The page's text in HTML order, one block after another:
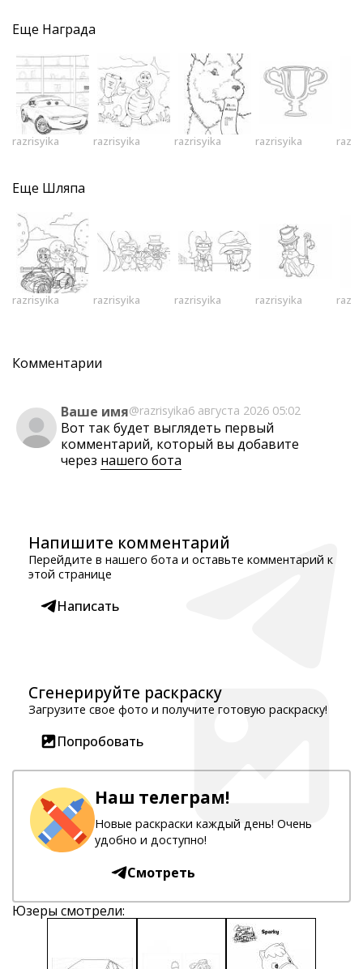
Еще Награда
razrisyika razrisyika razrisyika razrisyika
Еще Шляпа
razrisyika razrisyika razrisyika razrisyika
Комментарии
Ваше имя@razrisyika6 августа 2026 05:02
Вот так будет выглядеть первый
комментарий, который вы добавите
через нашего бота
Напишите комментарий
Перейдите в нашего бота и оставьте комментарий к
этой странице
Написать
Сгенерируйте раскраску
Загрузите свое фото и получите готовую раскраску!
Попробовать
Наш телеграм!
Новые раскраски каждый день! Очень
удобно и доступно!
Смотреть
Юзеры смотрели: